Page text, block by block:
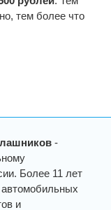
тем более что
-
Более 11 лет
и